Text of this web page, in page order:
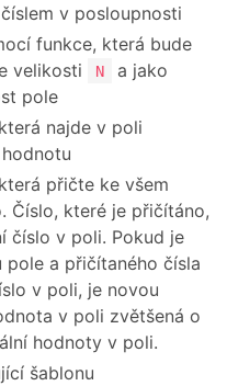
v posloupnosti
funkce, která bude
velikosti
N
a jako
pole
najde v poli
přičte ke všem
Číslo, které je přičítáno,
číslo v poli. Pokud je
a přičítaného čísla
v poli, je novou
v poli zvětšená o
hodnoty v poli.
šablonu